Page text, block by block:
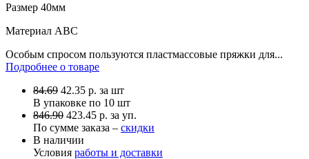
Размер 40мм
Материал АВС
Особым спросом пользуются пластмассовые пряжки для...
Подробнее о товаре
84.69 42.35 р. за шт
В упаковке по 10 шт
846.90 423.45 р. за уп.
По сумме заказа – скидки
В наличии
Условия работы и доставки